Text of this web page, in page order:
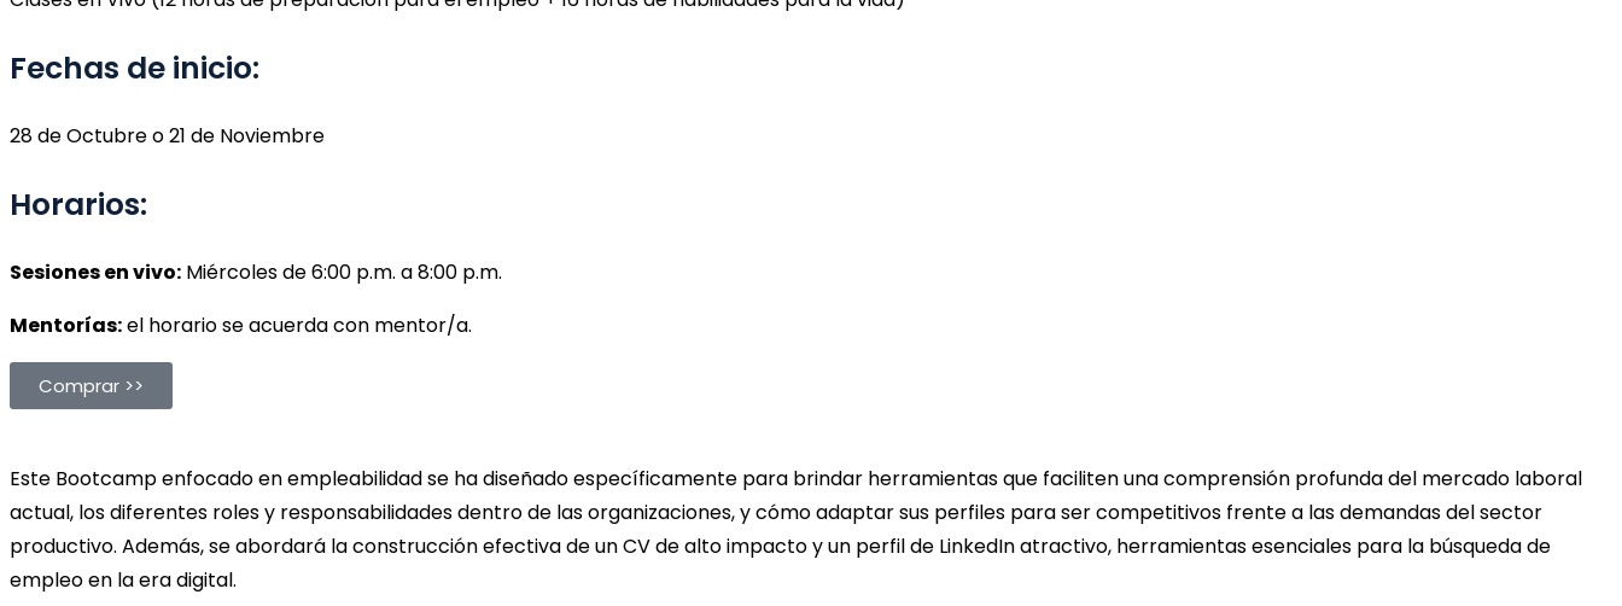
Fechas de inicio:
28 de Octubre o 21 de Noviembre
Horarios:
Sesiones en vivo: Miércoles de 6:00 p.m. a 8:00 p.m.
Mentorías:el horario se acuerda con mentor/a.
Comprar >>
Este Bootcamp enfocado en empleabilidad se ha diseñado específicamente para brindar herramientas que faciliten una comprensión profunda del mercado laboral
actual, los diferentes roles y responsabilidades dentro de las organizaciones, y cómo adaptar sus perfiles para ser competitivos frente a las demandas del sector
productivo. Además, se abordará la construcción efectiva de un CV de alto impacto y un perfil de LinkedIn atractivo, herramientas esenciales para la búsqueda de
empleo en la era digital.